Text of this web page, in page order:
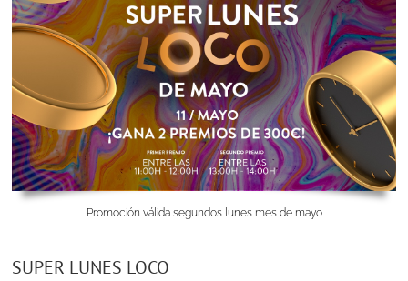
Promoción válida segundos lunes mes de mayo
SUPER LUNES LOCO